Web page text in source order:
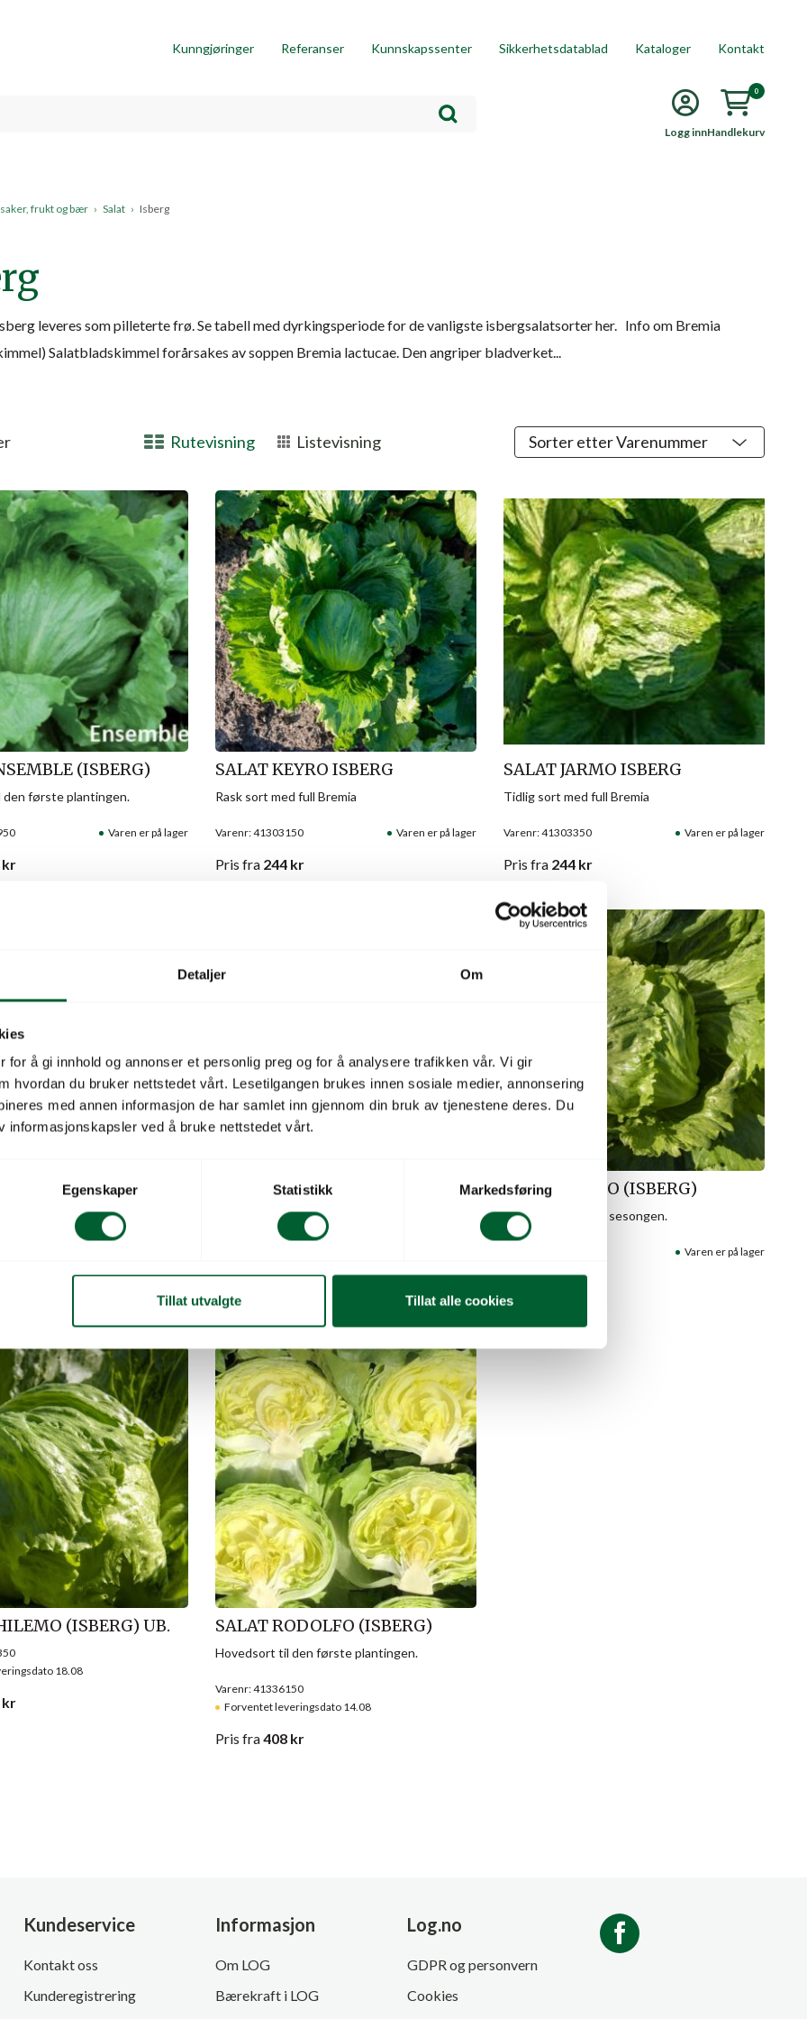
Detaljer Om
for å gi innhold og annonser et personlig preg og for å analysere trafikken vår. Vi gir
hvordan du bruker nettstedet vårt. Lesetilgangen brukes innen sosiale medier, annonsering
med annen informasjon de har samlet inn gjennom din bruk av tjenestene deres. Du
informasjonskapsler ved å bruke nettstedet vårt.
Egenskaper Statistikk Markedsføring
Tillat utvalgte Tillat alle cookies
Kunngjøringer Referanser Kunnskapssenter Sikkerhetsdatablad Kataloger Kontakt
Logg innHandlekurv
0
frukt og bær › Salat › Isberg
leveres som pilleterte frø. Se tabell med dyrkingsperiode for de vanligste isbergsalatsorter her. Info om Bremia
Salatbladskimmel forårsakes av soppen Bremia lactucae. Den angriper bladverket...
Rutevisning Listevisning
(ISBERG)
Varen er på lager
første plantingen.
kr
SALAT KEYRO ISBERG
Varenr: 41303150 Varen er på lager
Rask sort med full Bremia
Pris fra 244kr
SALAT JARMO ISBERG
Varenr: 41303350 Varen er på lager
Tidlig sort med full Bremia
Pris fra 244kr
ISBERG
SALAT CASEMIRO (E.10608
Sort for vår- og høsthold.
Pris
SALAT SALVIO (ISBERG)
Varen er på lager
Sterk sort for hele sesongen.
kr
(ISBERG) UB.
18.08
kr
SALAT RODOLFO (ISBERG)
Varenr: 41336150
Forventet leveringsdato 14.08
Hovedsort til den første plantingen.
Pris fra408kr
Kundeservice
Kontakt oss
Kunderegistrering
Informasjon
Om LOG
Bærekraft i LOG
Log.no
GDPR og personvern
Cookies